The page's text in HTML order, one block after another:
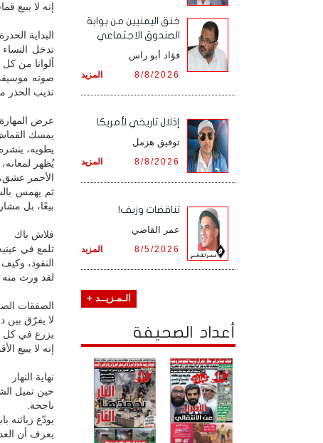
إنه لا يبيع
البداية الحذرة
تدخل
ألوانا من كل
صوته
تذيب الحذر
عرض المهارة
يمسك
يطويه،
يُظهر
الأحمر
ثم يهمس
بيعًا، بل
فلاش باك
تلمع في
النقود،
لقد ورث منه
الصفقات
لا يفرّق بين
يزرع في كل
إنه لا يبيع
نهاية النهار
حين تميل
ناجحة.
يودّع زبائنه
يعرف أن
خنق اليمنيين من بوابة
الصندوق الاجتماعي
فؤاد أبو راس
المزيد 8/8/2026
إذلال تاريخي لأمريكا
توفيق هزمل
المزيد 8/8/2026
تناقضات وزيف!
عمر القاضي
المزيد 8/5/2026
الـمـزيــد +
أعداد الصحيفة